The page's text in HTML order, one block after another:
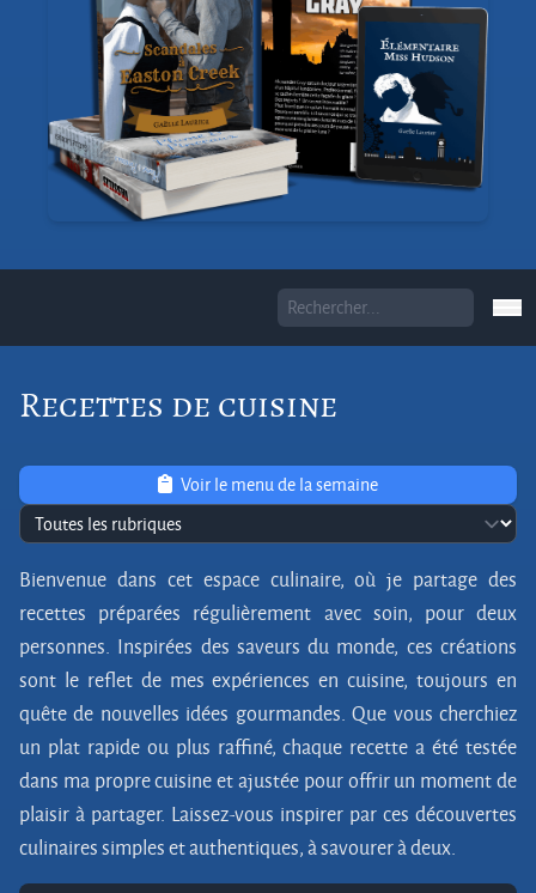
Recettes de cuisine
Voir le menu de la semaine
Bienvenue dans cet espace culinaire, où je partage des
recettes préparées régulièrement avec soin, pour deux
personnes. Inspirées des saveurs du monde, ces créations
sont le reflet de mes expériences en cuisine, toujours en
quête de nouvelles idées gourmandes. Que vous cherchiez
un plat rapide ou plus raffiné, chaque recette a été testée
dans ma propre cuisine et ajustée pour offrir un moment de
plaisir à partager. Laissez-vous inspirer par ces découvertes
culinaires simples et authentiques, à savourer à deux.